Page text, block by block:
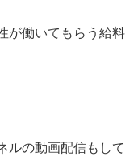
が働いてもらう給料
ルの動画配信もして